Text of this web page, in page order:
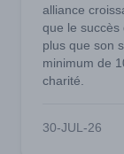
alliance
que le
plus que son
minimum de
charité.
30-JUL-26